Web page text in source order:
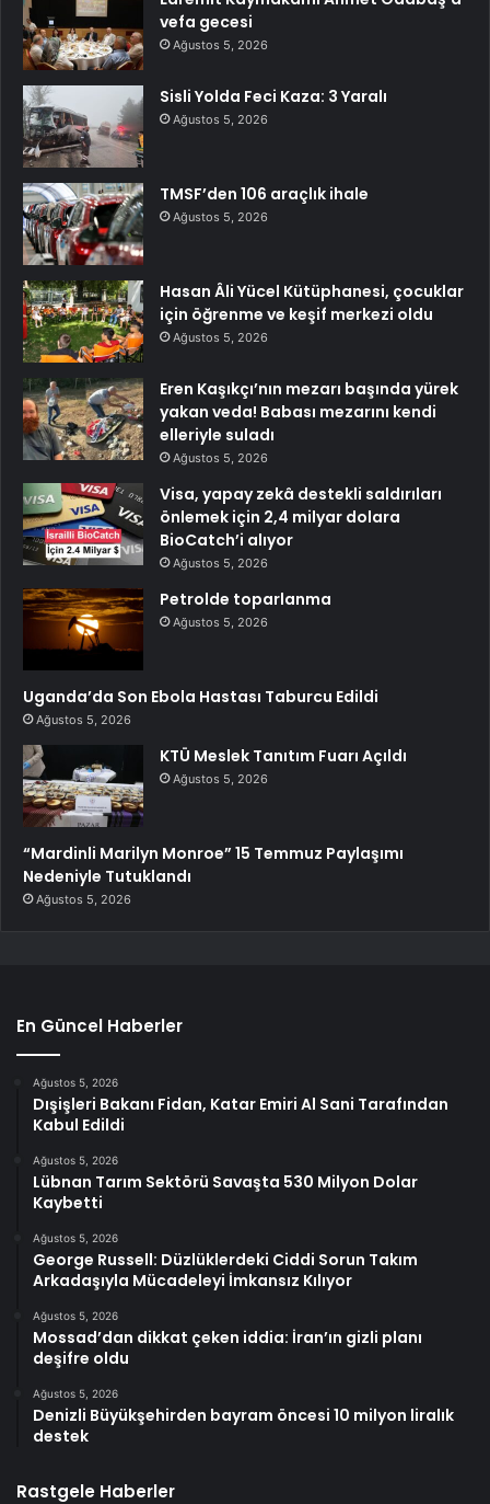
vefa gecesi
Ağustos 5, 2026
Sisli Yolda Feci Kaza: 3 Yaralı
Ağustos 5, 2026
TMSF’den 106 araçlık ihale
Ağustos 5, 2026
Hasan Âli Yücel Kütüphanesi, çocuklar
için öğrenme ve keşif merkezi oldu
Ağustos 5, 2026
Eren Kaşıkçı’nın mezarı başında yürek
yakan veda! Babası mezarını kendi
elleriyle suladı
Ağustos 5, 2026
Visa, yapay zekâ destekli saldırıları
önlemek için 2,4 milyar dolara
BioCatch’i alıyor
Ağustos 5, 2026
Petrolde toparlanma
Ağustos 5, 2026
Uganda’da Son Ebola Hastası Taburcu Edildi
Ağustos 5, 2026
KTÜ Meslek Tanıtım Fuarı Açıldı
Ağustos 5, 2026
“Mardinli Marilyn Monroe” 15 Temmuz Paylaşımı
Nedeniyle Tutuklandı
Ağustos 5, 2026
En Güncel Haberler
Ağustos 5, 2026
Dışişleri Bakanı Fidan, Katar Emiri Al Sani Tarafından
Kabul Edildi
Ağustos 5, 2026
Lübnan Tarım Sektörü Savaşta 530 Milyon Dolar
Kaybetti
Ağustos 5, 2026
George Russell: Düzlüklerdeki Ciddi Sorun Takım
Arkadaşıyla Mücadeleyi İmkansız Kılıyor
Ağustos 5, 2026
Mossad’dan dikkat çeken iddia: İran’ın gizli planı
deşifre oldu
Ağustos 5, 2026
Denizli Büyükşehirden bayram öncesi 10 milyon liralık
destek
Rastgele Haberler